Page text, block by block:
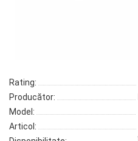
Rating:
Producător:
Model:
Articol: